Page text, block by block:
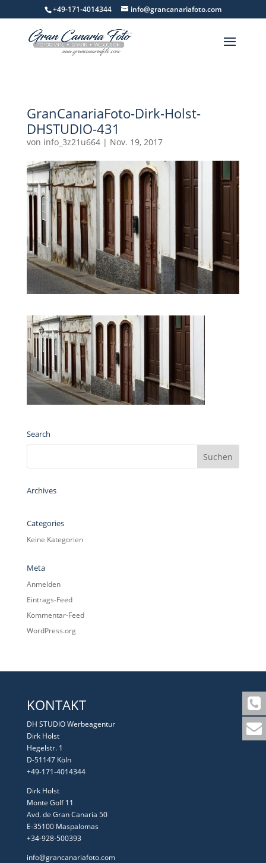
+49-171-4014344 info@grancanariafoto.com
GranCanariaFoto-Dirk-Holst-
DHSTUDIO-431
von info_3z21u664| Nov. 19, 2017
Search
Archives
Categories
Keine Kategorien
Meta
Anmelden
Eintrags-Feed
Kommentar-Feed
WordPress.org
KONTAKT
DH STUDIO Werbeagentur
Dirk Holst
Hegelstr. 1
D-51147 Köln
+49-171-4014344
Dirk Holst
Monte Golf 11
Avd. de Gran Canaria 50
E-35100 Maspalomas
+34-928-500393
info@grancanariafoto.com